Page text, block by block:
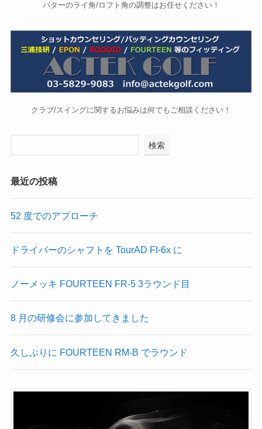
パターのライ角/ロフト角の調整はお任せください！
クラブ/スイングに関するお悩みは何でもご相談ください！
検索
最近の投稿
52 度でのアプローチ
ドライバーのシャフトを TourAD FI-6x に
ノーメッキ FOURTEEN FR-5 3ラウンド目
8 月の研修会に参加してきました
久しぶりに FOURTEEN RM-B でラウンド